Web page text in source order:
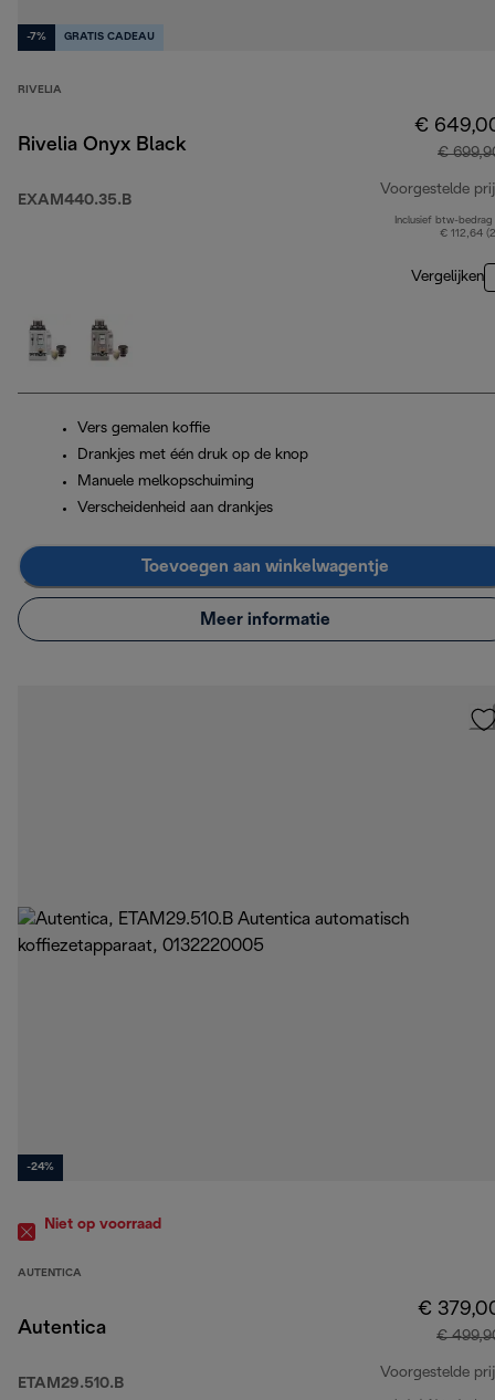
-7% GRATIS CADEAU
RIVELIA
Rivelia Onyx Black
EXAM440.35.B
€
€
Voorgestelde
Inclusief btw-bedrag
€ 112,64
Vergelijken
Vers gemalen koffie
Drankjes met één druk op de knop
Manuele melkopschuiming
Verscheidenheid aan drankjes
Toevoegen aan winkelwagentje
Meer informatie
-24%
Niet op voorraad
AUTENTICA
Autentica
ETAM29.510.B
€
€
Voorgestelde